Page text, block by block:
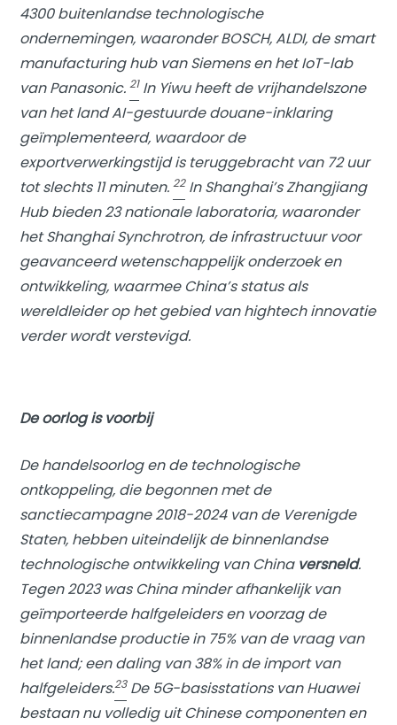
4300 buitenlandse technologische
ondernemingen, waaronder BOSCH, ALDI, de smart
manufacturing hub van Siemens en het IoT-lab
van Panasonic. 21In Yiwu heeft de vrijhandelszone
van het land AI-gestuurde douane-inklaring
geïmplementeerd, waardoor de
exportverwerkingstijd is teruggebracht van 72 uur
tot slechts 11 minuten. 22In Shanghai’sZhangjiang
Hubbieden 23 nationale laboratoria, waaronder
het Shanghai Synchrotron, de infrastructuur voor
geavanceerd wetenschappelijk onderzoek en
ontwikkeling, waarmee China’s status als
wereldleider op het gebied van hightech innovatie
verder wordt verstevigd.
De oorlog is voorbij
De handelsoorlog en de technologische
ontkoppeling, die begonnen met de
sanctiecampagne 2018-2024 van de Verenigde
Staten, hebben uiteindelijk de binnenlandse
technologische ontwikkeling van China versneld.
Tegen 2023 was China minder afhankelijk van
geïmporteerde halfgeleiders en voorzag de
binnenlandse productie in 75% van de vraag van
het land; een daling van 38% in de import van
halfgeleiders.23De 5G-basisstations van Huawei
bestaan nu volledig uit Chinese componenten en